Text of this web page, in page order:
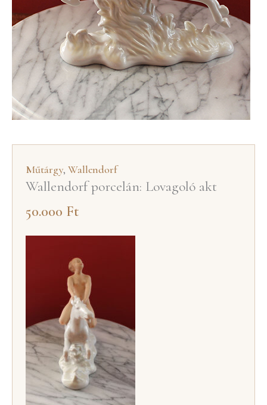
Műtárgy, Wallendorf
Wallendorf porcelán: Lovagoló akt
50.000 Ft